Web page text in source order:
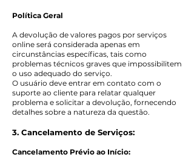
Política Geral
A devolução de valores pagos por serviços
online será considerada apenas em
circunstâncias específicas, tais como
problemas técnicos graves que impossibilitem
o uso adequado do serviço.
O usuário deve entrar em contato com o
suporte ao cliente para relatar qualquer
problema e solicitar a devolução, fornecendo
detalhes sobre a natureza da questão.
3. Cancelamento de Serviços:
Cancelamento Prévio ao Início: